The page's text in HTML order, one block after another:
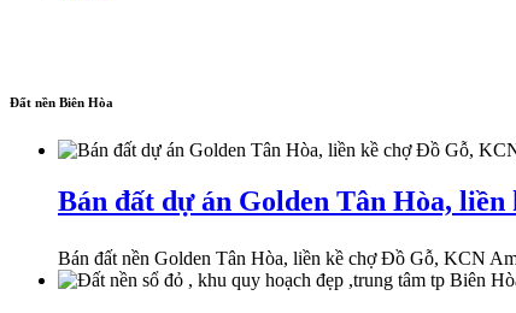
Đất nền Biên Hòa
Bán đất dự án Golden Tân Hòa,
Bán đất nền Golden Tân Hòa, liền kề chợ Đồ Gỗ, KCN